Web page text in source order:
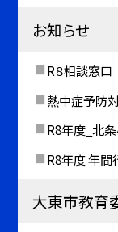
お知らせ
R８相談窓口
熱中症予防
R8年度_北条
R8年度 年間
大東市教育